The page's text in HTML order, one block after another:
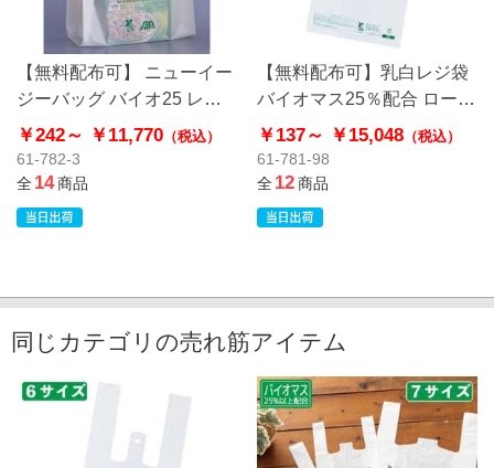
【無料配布可】 ニューイー
ジーバッグ バイオ25 レジ
袋 乳白 長舌片
￥242～ ￥11,770 （税込）
61-782-3
全14商品
【無料配布可】乳白レジ袋
バイオマス25％配合 ローコ
ストタイプ
￥137～ ￥15,048（税込）
61-781-98
全12商品
同じカテゴリの売れ筋アイテム